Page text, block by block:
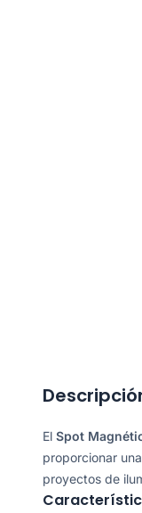
El Spot
proporcionar
proyectos de